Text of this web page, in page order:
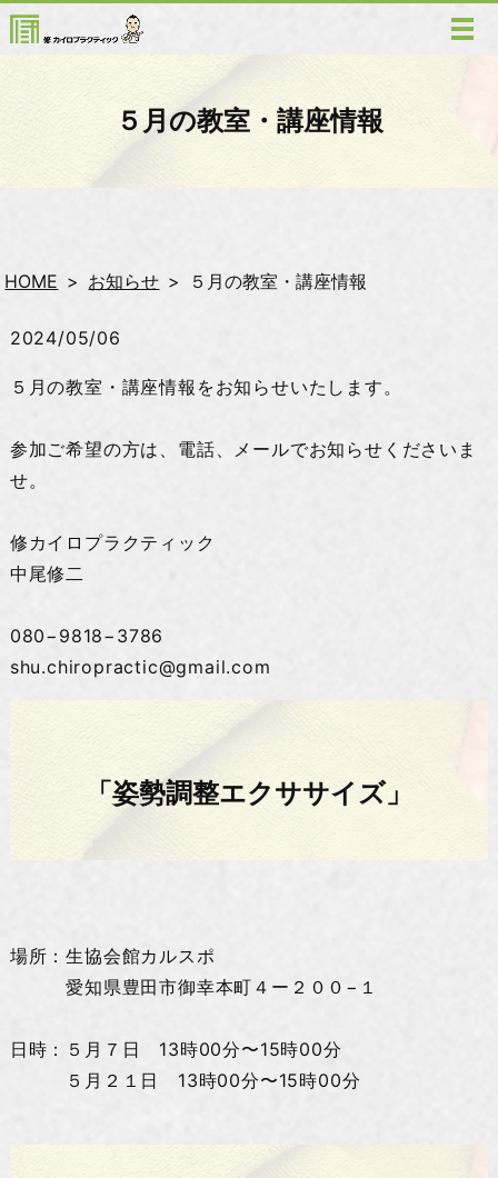
５月の教室・講座情報
HOME お知らせ ５月の教室・講座情報
2024/05/06
５月の教室・講座情報をお知らせいたします。
参加ご希望の方は、電話、メールでお知らせくださいま
せ。
修カイロプラクティック
中尾修二
080−9818−3786
shu.chiropractic@gmail.com
「姿勢調整エクササイズ」
場所：生協会館カルスポ
愛知県豊田市御幸本町４ー２００−１
日時：５月７日 13時00分〜15時00分
５月２１日 13時00分〜15時00分